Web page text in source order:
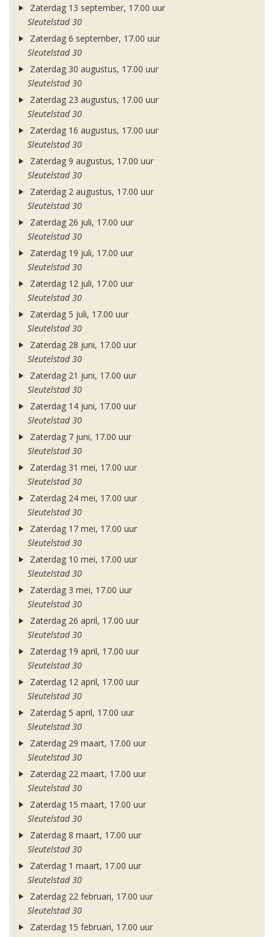
Zaterdag 13 september, 17.00 uur
Sleutelstad 30
Zaterdag 6 september, 17.00 uur
Sleutelstad 30
Zaterdag 30 augustus, 17.00 uur
Sleutelstad 30
Zaterdag 23 augustus, 17.00 uur
Sleutelstad 30
Zaterdag 16 augustus, 17.00 uur
Sleutelstad 30
Zaterdag 9 augustus, 17.00 uur
Sleutelstad 30
Zaterdag 2 augustus, 17.00 uur
Sleutelstad 30
Zaterdag 26 juli, 17.00 uur
Sleutelstad 30
Zaterdag 19 juli, 17.00 uur
Sleutelstad 30
Zaterdag 12 juli, 17.00 uur
Sleutelstad 30
Zaterdag 5 juli, 17.00 uur
Sleutelstad 30
Zaterdag 28 juni, 17.00 uur
Sleutelstad 30
Zaterdag 21 juni, 17.00 uur
Sleutelstad 30
Zaterdag 14 juni, 17.00 uur
Sleutelstad 30
Zaterdag 7 juni, 17.00 uur
Sleutelstad 30
Zaterdag 31 mei, 17.00 uur
Sleutelstad 30
Zaterdag 24 mei, 17.00 uur
Sleutelstad 30
Zaterdag 17 mei, 17.00 uur
Sleutelstad 30
Zaterdag 10 mei, 17.00 uur
Sleutelstad 30
Zaterdag 3 mei, 17.00 uur
Sleutelstad 30
Zaterdag 26 april, 17.00 uur
Sleutelstad 30
Zaterdag 19 april, 17.00 uur
Sleutelstad 30
Zaterdag 12 april, 17.00 uur
Sleutelstad 30
Zaterdag 5 april, 17.00 uur
Sleutelstad 30
Zaterdag 29 maart, 17.00 uur
Sleutelstad 30
Zaterdag 22 maart, 17.00 uur
Sleutelstad 30
Zaterdag 15 maart, 17.00 uur
Sleutelstad 30
Zaterdag 8 maart, 17.00 uur
Sleutelstad 30
Zaterdag 1 maart, 17.00 uur
Sleutelstad 30
Zaterdag 22 februari, 17.00 uur
Sleutelstad 30
Zaterdag 15 februari, 17.00 uur